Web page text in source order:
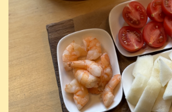
Детское меню
Детская
комната и няня